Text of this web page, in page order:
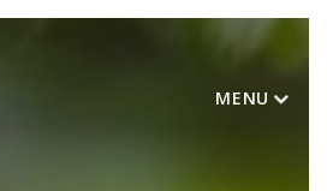
MENU